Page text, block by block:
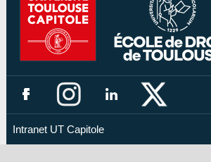
Intranet UT Capitole